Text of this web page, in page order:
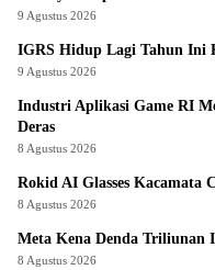
9 Agustus 2026
IGRS Hidup Lagi Tahun Ini
9 Agustus 2026
Industri Aplikasi Game RI
Deras
8 Agustus 2026
Rokid AI Glasses Kacamata
8 Agustus 2026
Meta Kena Denda Triliunan
8 Agustus 2026